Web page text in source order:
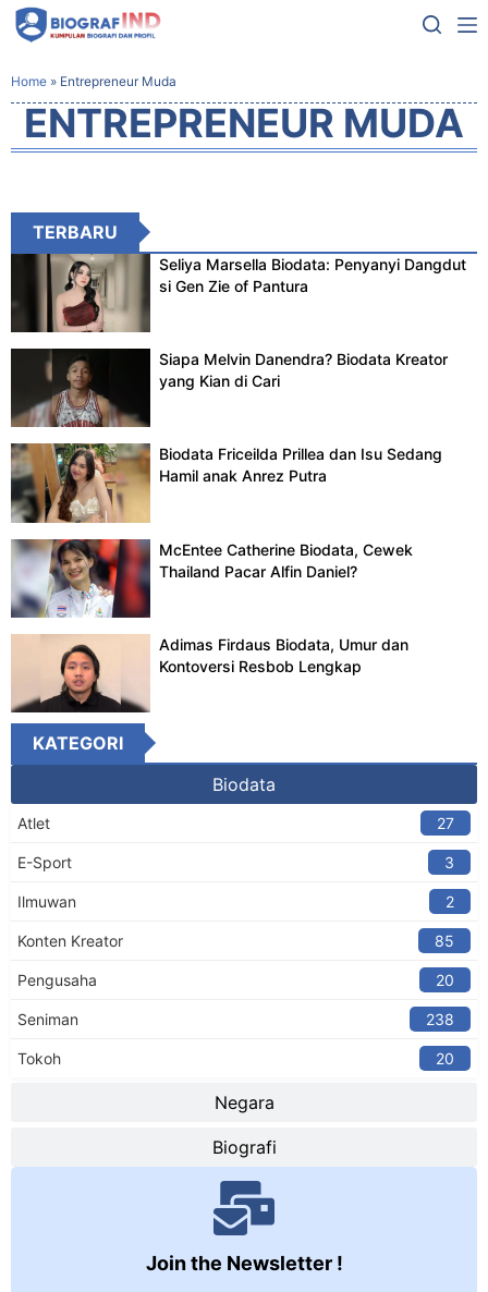
Home » Entrepreneur Muda
ENTREPRENEUR MUDA
TERBARU
Seliya Marsella Biodata: Penyanyi Dangdut
si Gen Zie of Pantura
Siapa Melvin Danendra? Biodata Kreator
yang Kian di Cari
Biodata Friceilda Prillea dan Isu Sedang
Hamil anak Anrez Putra
McEntee Catherine Biodata, Cewek
Thailand Pacar Alfin Daniel?
Adimas Firdaus Biodata, Umur dan
Kontoversi Resbob Lengkap
KATEGORI
Biodata
Negara
Biografi
Atlet 27
E-Sport 3
Ilmuwan 2
Konten Kreator​ 85
Pengusaha 20
Seniman 238
Tokoh 20
Join the Newsletter !